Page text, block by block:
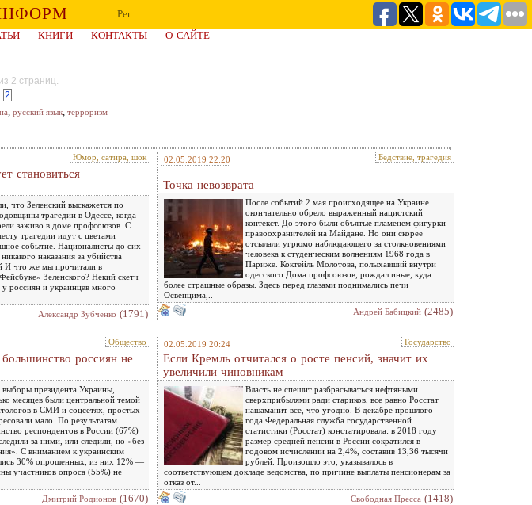
Рег
КНИГИ КОНТАКТЫ
О САЙТЕ
2 страниц.
2
, русский язык, терроризм
Юмор, сатира, шок
становиться
что Зеленский выскажется по
трагедии в Одессе, когда
заживо в доме профсоюзов. С
трагедии идут с цветами
событие. Националисты до сих
наказания за убийства
И что же мы прочитали в
Зеленского? Некий скетч
россиян и украинцев много
Александр Зубченко (1791)
02.05.2019 22:20 Бедствие, трагедия
Точка невозврата
После событий 2 мая происходящее на Украине
окончательно обрело выраженный нацистский
контекст. До этого были объятые пламенем фигурки
правоохранителей на Майдане. Но они скорее
отсылали угрюмо наблюдающего за столкновениями
человека к студенческим волнениям 1968 года в
Париже. Коктейль Молотова, полыхавший внутри
одесского Дома профсоюзов, рождал иные, куда
более страшные образы. Здесь перед глазами поднимались печи
Освенцима,..
Андрей Бабицкий (2485)
Общество
россиян не
президента Украины,
месяцев были центральной темой
в СМИ и соцсетях, простых
мало. По результатам
респондентов в России (67%)
за ними, или следили, но «без
С вниманием к украинским
30% опрошенных, из них 12% —
участников опроса (55%) не
Дмитрий Родионов (1670)
02.05.2019 20:24 Государство
Если Кремль отчитался о росте пенсий, значит их
увеличили чиновникам
Власть не спешит разбрасываться нефтяными
сверхприбылями ради стариков, все равно Росстат
нашаманит все, что угодно. В декабре прошлого
года Федеральная служба государственной
статистики (Росстат) констатировала: в 2018 году
размер средней пенсии в России сократился в
годовом исчислении на 2,4%, составив 13,36 тысячи
рублей. Произошло это, указывалось в
соответствующем докладе ведомства, по причине выплаты пенсионерам за
отказ от...
Свободная Пресса (1418)